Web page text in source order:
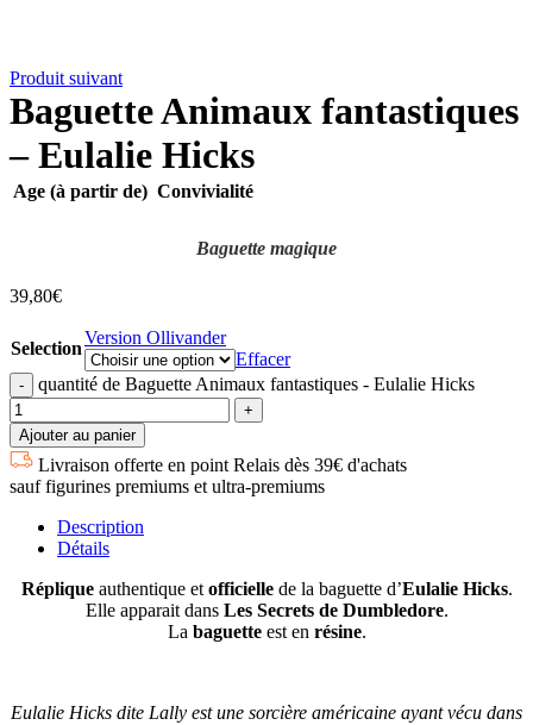
Produit suivant
Baguette Animaux fantastiques
– Eulalie Hicks
Age (à partir de) Convivialité
Baguette magique
39,80€
Selection
Version Ollivander
Effacer
quantité de Baguette Animaux fantastiques - Eulalie Hicks
Ajouter au panier
Livraison offerte en point Relais dès 39€ d'achats
sauf figurines premiums et ultra-premiums
Description
Détails
Répliqueauthentique et officiellede la baguette d’Eulalie Hicks.
Elle apparait dans Les Secrets de Dumbledore.
La baguetteest en résine.
Eulalie Hicks dite Lally est une sorcière américaine ayant vécu dans